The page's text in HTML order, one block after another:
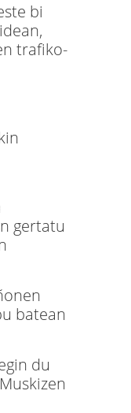
bi
trafiko-
gertatu
batean
du